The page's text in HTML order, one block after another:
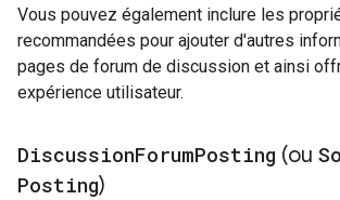
Vous pouvez également inclure les
recommandées pour ajouter d'autres
pages de forum de discussion et ainsi
expérience utilisateur.
DiscussionForumPosting (ou
Posting)